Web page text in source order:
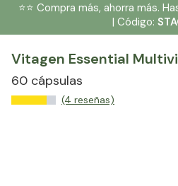
⭐️⭐️ Compra más, ahorra más.
| Código:
Vitagen Essential
60 cápsulas
(4 reseñas)